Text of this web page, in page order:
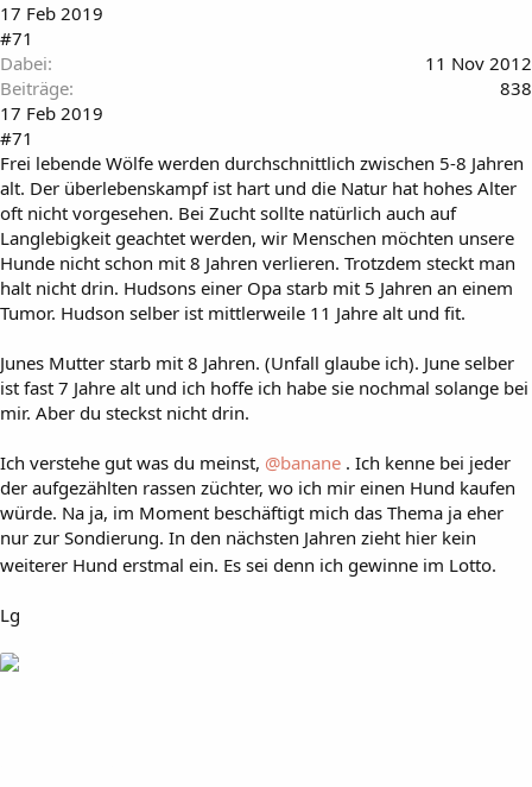
17 Feb 2019
#71
Dabei
11 Nov 2012
Beiträge
838
17 Feb 2019
#71
Frei lebende Wölfe werden durchschnittlich zwischen 5-8 Jahren
alt. Der überlebenskampf ist hart und die Natur hat hohes Alter
oft nicht vorgesehen. Bei Zucht sollte natürlich auch auf
Langlebigkeit geachtet werden, wir Menschen möchten unsere
Hunde nicht schon mit 8 Jahren verlieren. Trotzdem steckt man
halt nicht drin. Hudsons einer Opa starb mit 5 Jahren an einem
Tumor. Hudson selber ist mittlerweile 11 Jahre alt und fit.
Junes Mutter starb mit 8 Jahren. (Unfall glaube ich). June selber
ist fast 7 Jahre alt und ich hoffe ich habe sie nochmal solange bei
mir. Aber du steckst nicht drin.
Ich verstehe gut was du meinst, @banane . Ich kenne bei jeder
der aufgezählten rassen züchter, wo ich mir einen Hund kaufen
würde. Na ja, im Moment beschäftigt mich das Thema ja eher
nur zur Sondierung. In den nächsten Jahren zieht hier kein
weiterer Hund erstmal ein. Es sei denn ich gewinne im Lotto.
Lg